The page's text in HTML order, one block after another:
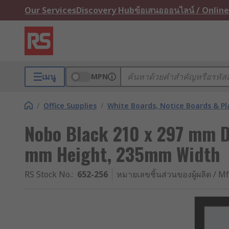
Our ServicesDiscovery Hubข้อเสนอออนไลน์ /
เมนู MPN
/ Office Supplies / White Boards, Notice Boards &
Nobo Black 210 x 297 mm
mm Height, 235mm Width
RS Stock No.: 652-256 หมายเลขชิ้นส่วนของผู้ผลิต /